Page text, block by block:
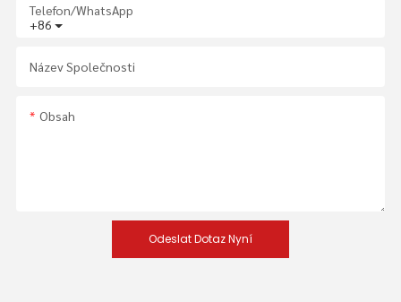
+86
Telefon/whatsApp
Název Společnosti
Obsah
Odeslat Dotaz Nyní